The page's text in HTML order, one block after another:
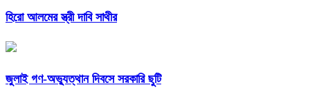
হিরো আলমের স্ত্রী দাবি সাথীর
জুলাই গণ-অভ্যুত্থান দিবসে সরকারি ছুটি